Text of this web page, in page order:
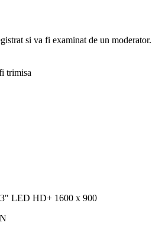
si va fi examinat de un moderator.
trimisa